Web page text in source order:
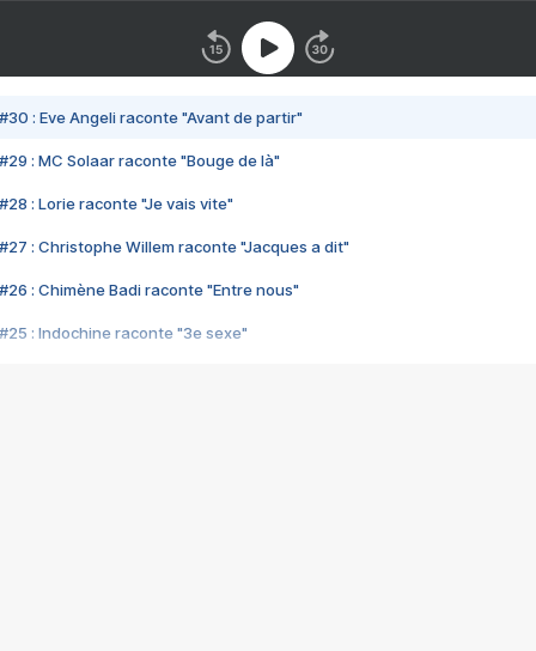
#30 : Eve Angeli raconte "Avant de partir"
#29 : MC Solaar raconte "Bouge de là"
#28 : Lorie raconte "Je vais vite"
#27 : Christophe Willem raconte "Jacques a dit"
#26 : Chimène Badi raconte "Entre nous"
#25 : Indochine raconte "3e sexe"